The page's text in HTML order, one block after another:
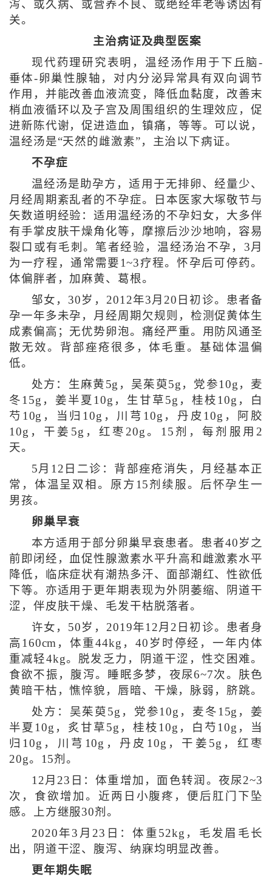
泻、或久病、或营养不良、或绝经年老等诱因有
关。
主治病证及典型医案
现代药理研究表明，温经汤作用于下丘脑-
垂体-卵巢性腺轴，对内分泌异常具有双向调节
作用，并能改善血液流变，降低血黏度，改善末
梢血液循环以及子宫及周围组织的生理效应，促
进新陈代谢，促进造血，镇痛，等等。可以说，
温经汤是“天然的雌激素”，主治以下病证。
不孕症
温经汤是助孕方，适用于无排卵、经量少、
月经周期紊乱者的不孕症。日本医家大塚敬节与
矢数道明经验：适用温经汤的不孕妇女，大多伴
有手掌皮肤干燥角化等，摩擦后沙沙地响，容易
裂口或有毛刺。笔者经验，温经汤治不孕，3月
为一疗程，通常需要1~3疗程。怀孕后可停药。
体偏胖者，加麻黄、葛根。
邹女，30岁，2012年3月20日初诊。患者备
孕一年多未孕，月经周期欠规则，检测促黄体生
成素偏高；无优势卵泡。痛经严重。用防风通圣
散无效。背部痤疮很多，体毛重。基础体温偏
低。
处方：生麻黄5g，吴茱萸5g，党参10g，麦
冬15g，姜半夏10g，生甘草5g，桂枝10g，白
芍10g，当归10g，川芎10g，丹皮10g，阿胶
10g，干姜5g，红枣20g。15剂，每剂服用2
天。
5月12日二诊：背部痤疮消失，月经基本正
常，体温呈双相。原方15剂续服。后怀孕生一
男孩。
卵巢早衰
本方适用于部分卵巢早衰患者。患者40岁之
前即闭经，血促性腺激素水平升高和雌激素水平
降低，临床症状有潮热多汗、面部潮红、性欲低
下等。亦适用于更年期表现为外阴萎缩、阴道干
涩，伴皮肤干燥、毛发干枯脱落者。
许女，50岁，2019年12月2日初诊。患者身
高160cm，体重44kg，40岁时停经，一年内体
重减轻4kg。脱发乏力，阴道干涩，性交困难。
食欲不振，腹泻。睡眠多梦，夜尿6~7次。肤色
黄暗干枯，憔悴貌，唇暗、干燥，脉弱，脐跳。
处方：吴茱萸5g，党参10g，麦冬15g，姜
半夏10g，炙甘草5g，桂枝10g，白芍10g，当
归10g，川芎10g，丹皮10g，干姜5g，红枣
20g。15剂。
12月23日：体重增加，面色转润。夜尿2~3
次，食欲增加。近两日小腹疼，便后肛门下坠
感。上方继服30剂。
2020年3月23日：体重52kg，毛发眉毛长
出，阴道干涩、腹泻、纳寐均明显改善。
更年期失眠